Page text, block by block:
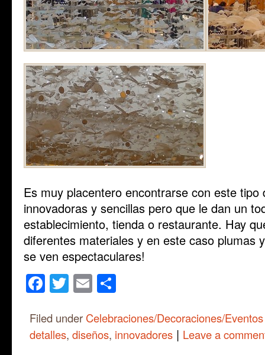
Es muy placentero encontrarse con este tipo
innovadoras y sencillas pero que le dan un
establecimiento, tienda o restaurante. Hay
diferentes materiales y en este caso plumas
se ven espectaculares!
Facebook
Twitter
Email
Filed under Celebraciones/Decoraciones/Eventos
detalles, diseños, innovadores | Leave a